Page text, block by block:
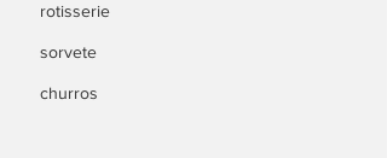
rotisserie
sorvete
churros